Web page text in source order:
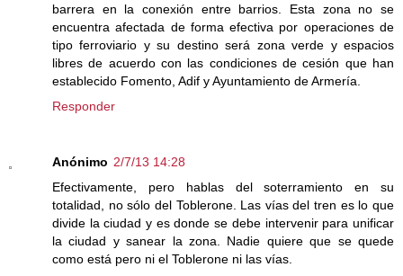
barrera en la conexión entre barrios. Esta zona no se
encuentra afectada de forma efectiva por operaciones de
tipo ferroviario y su destino será zona verde y espacios
libres de acuerdo con las condiciones de cesión que han
establecido Fomento, Adif y Ayuntamiento de Armería.
Responder
Anónimo 2/7/13 14:28
Efectivamente, pero hablas del soterramiento en su
totalidad, no sólo del Toblerone. Las vías del tren es lo que
divide la ciudad y es donde se debe intervenir para unificar
la ciudad y sanear la zona. Nadie quiere que se quede
como está pero ni el Toblerone ni las vías.